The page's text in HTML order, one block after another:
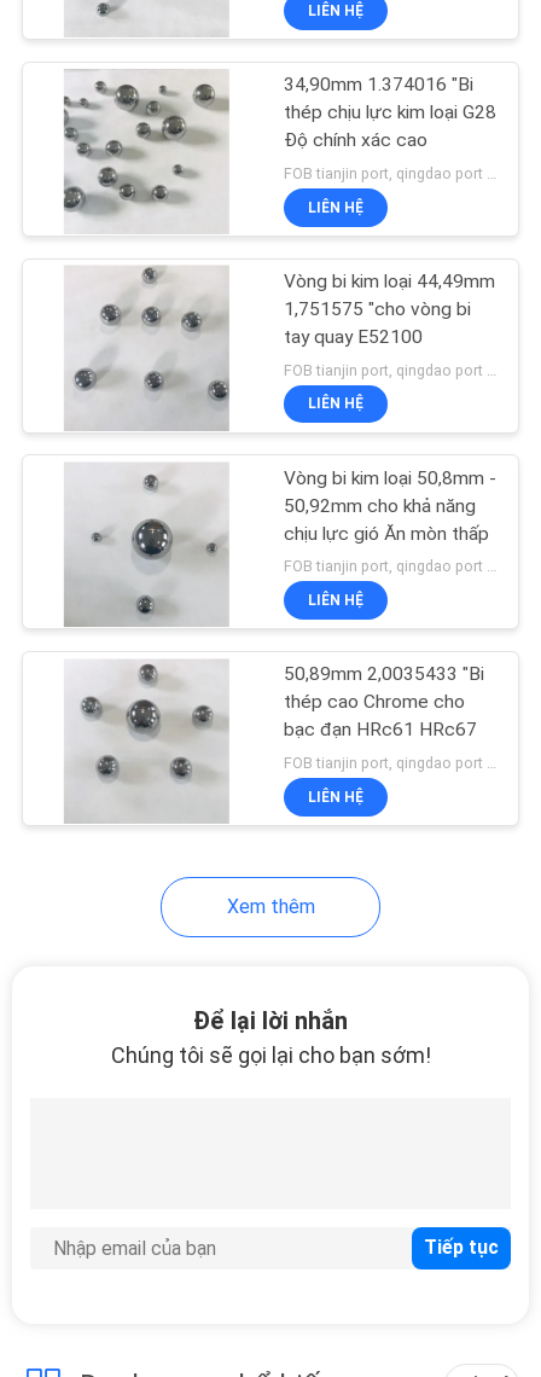
TRANG
WEB
PRIVACY
POLICY
Bóng thép đánh
bóng
7
Quả bóng thép
Chrome cao
13
Quả bóng thép
carbon
Quả bóng thép rắn
LIÊN HỆ
34,90mm 1.374016 "Bi
thép chịu lực kim loại G28
Độ chính xác cao
LIÊN HỆ
Vòng bi kim loại 44,49mm
1,751575 "cho vòng bi
tay quay E52100
LIÊN HỆ
Vòng bi kim loại 50,8mm -
50,92mm cho khả năng
chịu lực gió Ăn mòn thấp
FOB tianjin port, qingdao port MOQ:1224 chiếc
LIÊN HỆ
50,89mm 2,0035433 "Bi
thép cao Chrome cho
bạc đạn HRc61 HRc67
FOB tianjin port, qingdao port MOQ:1224 chiếc
LIÊN HỆ
Xem thêm
Để lại lời nhắn
Chúng tôi sẽ gọi lại cho bạn sớm!